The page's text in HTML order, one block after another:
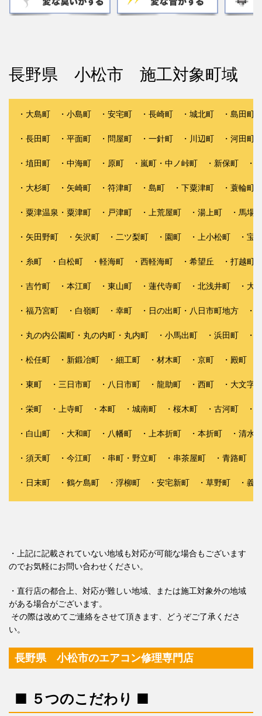
長野県 小松市 施工対象町域
・大島町 ・小島町 ・安宅町 ・長崎町 ・城北町 ・島田町
・長田町 ・平面町 ・問屋町 ・一針町 ・川辺町 ・河田町
・埴田町 ・中海町 ・原町 ・嵐町・中ノ峠町 ・新保町 ・
・大杉町 ・矢崎町 ・符津町 ・島町 ・下粟津町 ・蓑輪町
・粟津温泉・粟津町 ・戸津町 ・上荒屋町 ・湯上町 ・馬場
・矢田野町 ・矢沢町 ・二ツ梨町 ・園町 ・上小松町 ・宝
・糸町 ・白松町 ・軽海町 ・西軽海町 ・希望丘 ・打越町
・吉竹町 ・本江町 ・東山町 ・蓮代寺町 ・北浅井町 ・
・福乃宮町 ・白嶺町 ・幸町 ・日の出町・八日市町地方 ・
・丸の内公園町・丸の内町・丸内町 ・小馬出町 ・浜田町 ・
・松任町 ・新鍛冶町 ・細工町 ・材木町 ・京町 ・殿町 ・
・東町 ・三日市町 ・八日市町 ・龍助町 ・西町 ・大文字
・栄町 ・上寺町 ・本町 ・城南町 ・桜木町 ・古河町 ・
・白山町 ・大和町 ・八幡町 ・上本折町 ・本折町 ・清水
・須天町 ・今江町 ・串町・野立町 ・串茶屋町 ・青路町
・日末町 ・鶴ケ島町 ・浮柳町 ・安宅新町 ・草野町 ・義
・上記に記載されていない地域も対応が可能な場合もございます
のでお気軽にお問い合わせください。
・直行店の都合上、対応が難しい地域、または施工対象外の地域
がある場合がございます。
その際は改めてご連絡をさせて頂きます、どうぞご了承くださ
い。
長野県 小松市のエアコン修理専門店
■ ５つのこだわり ■